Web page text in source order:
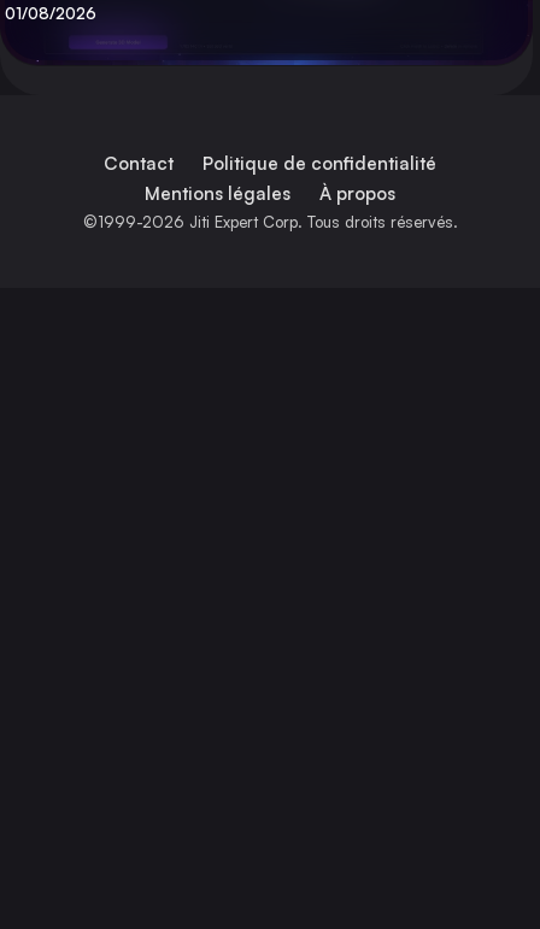
Publié
01/08/2026
Contact
Politique de confidentialité
Mentions légales
À propos
©1999-2026 Jiti Expert Corp. Tous droits réservés.